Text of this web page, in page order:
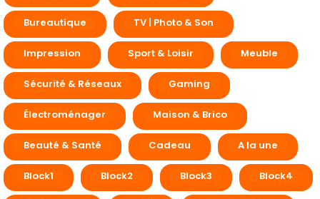
Bureautique TV | Photo & Son
Impression Sport & Loisir Meuble
Sécurité & Réseaux Gaming
Électroménager Maison & Brico
Beauté & Santé Cadeau A la une
Block1 Block2 Block3 Block4